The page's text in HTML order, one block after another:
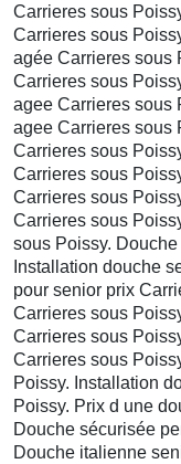
Carrieres sous
Carrieres sous
agée Carrieres sous
Carrieres sous
agee Carrieres sous
agee Carrieres sous
Carrieres sous
Carrieres sous
Carrieres sous
Carrieres sous
sous Poissy.
Installation douche
pour senior prix
Carrieres sous
Carrieres sous
Carrieres sous
Poissy. Installation
Poissy. Prix d une
Douche sécurisée
Douche italienne